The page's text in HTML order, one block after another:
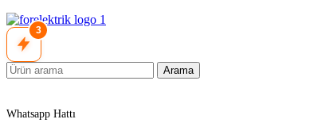
3
Arama
Whatsapp Hattı